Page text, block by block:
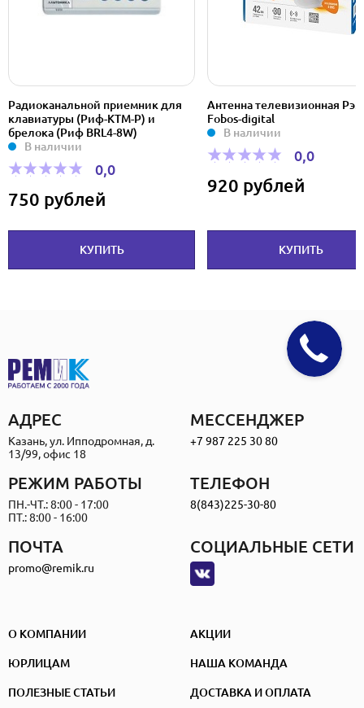
Радиоканальной приемник для
клавиатуры (Риф-КТМ-Р) и
брелока (Риф BRL4-8W)
В наличии
0,0
750 рублей
КУПИТЬ
Антенна телевизионная
Fobos-digital
В наличии
0,0
920 рублей
КУПИТЬ
АДРЕС
Казань, ул. Ипподромная, д.
13/99, офис 18
МЕССЕНДЖЕР
+7 987 225 30 80
ПОЧТА
promo@remik.ru
РЕЖИМ РАБОТЫ
ПН.-ЧТ.: 8:00 - 17:00
ПТ.: 8:00 - 16:00
ТЕЛЕФОН
8(843)225-30-80
СОЦИАЛЬНЫЕ СЕТИ
О КОМПАНИИ АКЦИИ
ЮРЛИЦАМ НАША КОМАНДА
ПОЛЕЗНЫЕ СТАТЬИ ДОСТАВКА И ОПЛАТА